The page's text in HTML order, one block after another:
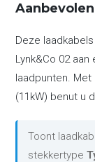
Deze
Lynk&Co 02
laadpunten. Met
(11kW) benut u
Toont
stekkertype